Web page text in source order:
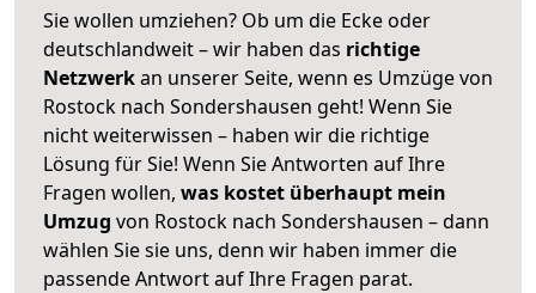
Sie wollen umziehen? Ob um die Ecke oder
deutschlandweit – wir haben das richtige
Netzwerkan unserer Seite, wenn es Umzüge von
Rostock nach Sondershausen geht! Wenn Sie
nicht weiterwissen – haben wir die richtige
Lösung für Sie! Wenn Sie Antworten auf Ihre
Fragen wollen, was kostet überhaupt mein
Umzug von Rostock nach Sondershausen – dann
wählen Sie sie uns, denn wir haben immer die
passende Antwort auf Ihre Fragen parat.